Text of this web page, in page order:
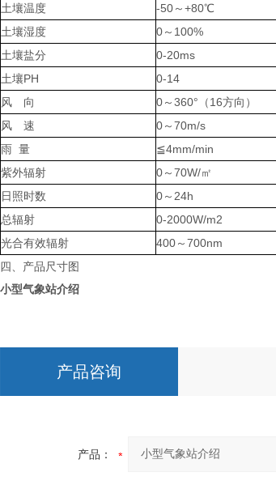
土壤温度
-50～+80℃
土壤湿度
0～100%
土壤盐分
0-20ms
土壤PH
0-14
风 向
0～360°（16方向）
风 速
0～70m/s
雨 量
≦4mm/min
紫外辐射
0～70W/㎡
日照时数
0～24h
总辐射
0-2000W/m2
光合有效辐射
400～700nm
四、产品尺寸图
小型气象站介绍
产品咨询
产品：